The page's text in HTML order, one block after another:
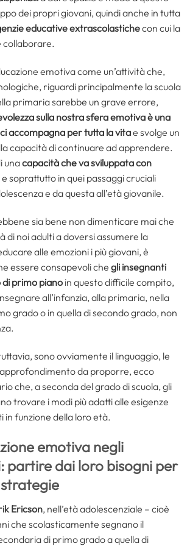
dei propri giovani, quindi anche in tutta
educative extrascolastichecon cui la
collaborare.
emotiva come un’attività che,
riguardi principalmente la scuola
primaria sarebbe un grave errore,
sulla nostra sfera emotiva è una
accompagna per tutta la vitae svolge un
capacità di continuare ad apprendere.
unacapacità che va sviluppata con
e soprattutto in quei passaggi cruciali
e da questa all’età giovanile.
sia bene non dimenticare mai che
di noi adulti a doversi assumere la
alle emozioni i più giovani, è
essere consapevoli che gli insegnanti
di primo pianoin questo difficile compito,
all’infanzia, alla primaria, nella
grado o in quella di secondo grado, non
sono ovviamente il linguaggio, le
da proporre, ecco
che, a seconda del grado di scuola, gli
trovare i modi più adatti alle esigenze
in funzione della loro età.
emotiva negli
partire dai loro bisogni per
Ericson, nell’età adolescenziale – cioè
che scolasticamente segnano il
di primo grado a quella di